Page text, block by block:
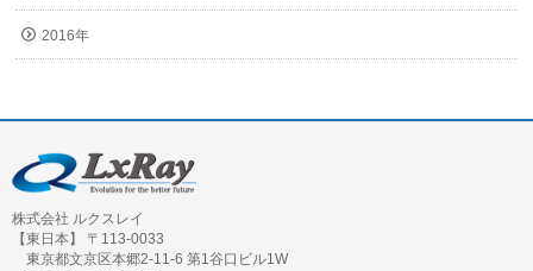
2016年
株式会社 ルクスレイ
【東日本】 〒113-0033
東京都文京区本郷2-11-6 第1谷口ビル1W